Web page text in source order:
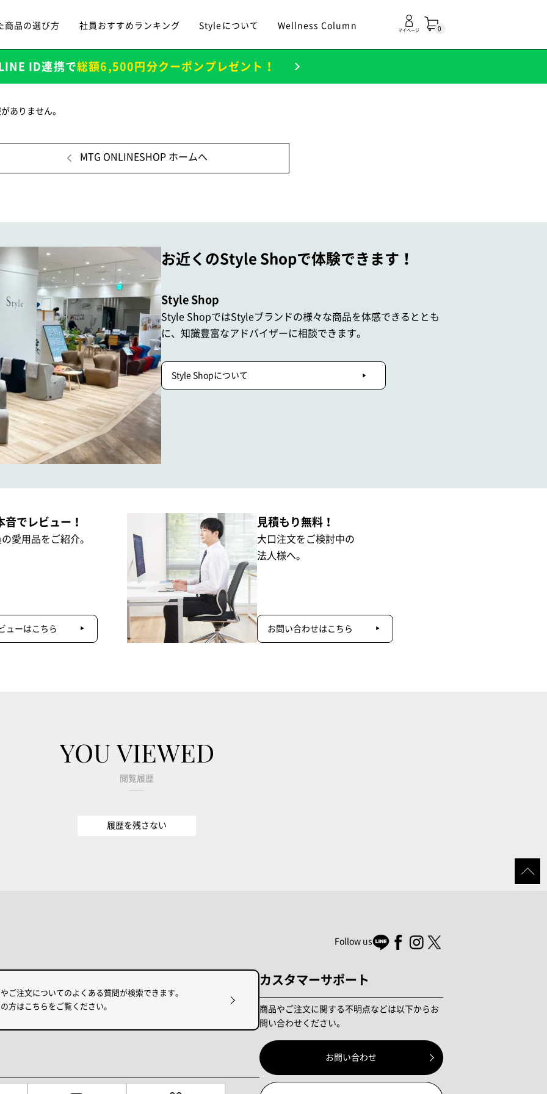
商品の選び方 社員おすすめランキング Styleについて Wellness Column 0
マイページ
ID連携で総額6,500円分クーポンプレゼント！
ありません。
MTG ONLINESHOP ホームへ
お近くのStyle Shopで体験できます！
Style Shop
Style ShopではStyleブランドの様々な商品を体感できるととも
に、 知識豊富なアドバイザーに相談できます。
Style Shopについて
音でレビュー！
愛用品をご紹介。
ューはこちら
見積もり無料！
大口注文をご検討中の
法人様へ。
お問い合わせはこちら
YOU VIEWED
閲覧履歴
履歴を残さない
Follow us
ご注文についてのよくある質問が検索できます。
方はこちらをご覧ください。
カスタマーサポート
商品やご注文に関する不明点などは以下からお
問い合わせください。
お問い合わせ